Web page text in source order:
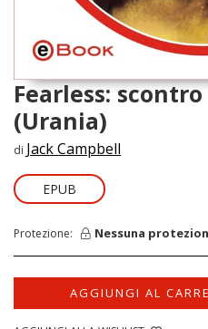
Fearless:
(Urania)
di Jack Campbell
EPUB
Protezione: Nessuna
AGGIUNGI AL